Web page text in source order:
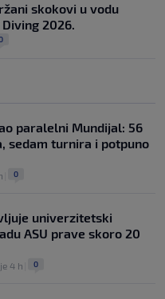
skokovi u vodu
2026.
paralelni Mundijal: 56
sedam turnira i potpuno
0
univerzitetski
ASU prave skoro 20
4 h 0